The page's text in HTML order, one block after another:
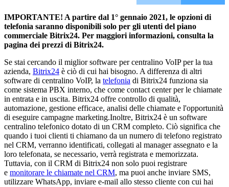
IMPORTANTE! A partire dal 1° gennaio 2021, le opzioni di
telefonia saranno disponibili solo per gli utenti del piano
commerciale Bitrix24. Per maggiori informazioni, consulta la
pagina dei prezzi di Bitrix24.
Se stai cercando il miglior software per centralino VoIP per la tua
azienda, Bitrix24 è ciò di cui hai bisogno. A differenza di altri
software di centralino VoIP, la telefonia di Bitrix24 funziona sia
come sistema PBX interno, che come contact center per le chiamate
in entrata e in uscita. Bitrix24 offre controllo di qualità,
automazione, gestione efficace, analisi delle chiamate e l'opportunità
di eseguire campagne marketing.Inoltre, Bitrix24 è un software
centralino telefonico dotato di un CRM completo. Ciò significa che
quando i tuoi clienti ti chiamano da un numero di telefono registrato
nel CRM, verranno identificati, collegati al manager assegnato e la
loro telefonata, se necessario, verrà registrata e memorizzata.
Tuttavia, con il CRM di Bitrix24 non solo puoi registrare
e monitorare le chiamate nel CRM, ma puoi anche inviare SMS,
utilizzare WhatsApp, inviare e-mail allo stesso cliente con cui hai